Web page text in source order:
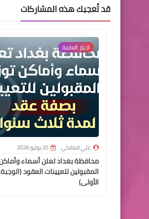
قد تُعجبك هذه المشاركات
اخبار العامة
علي المالكي 20 يوليو 2026
محافظة بغداد تعلن أسماء
المقبولين لتعيينات العقود (الوجبة
الأولى)